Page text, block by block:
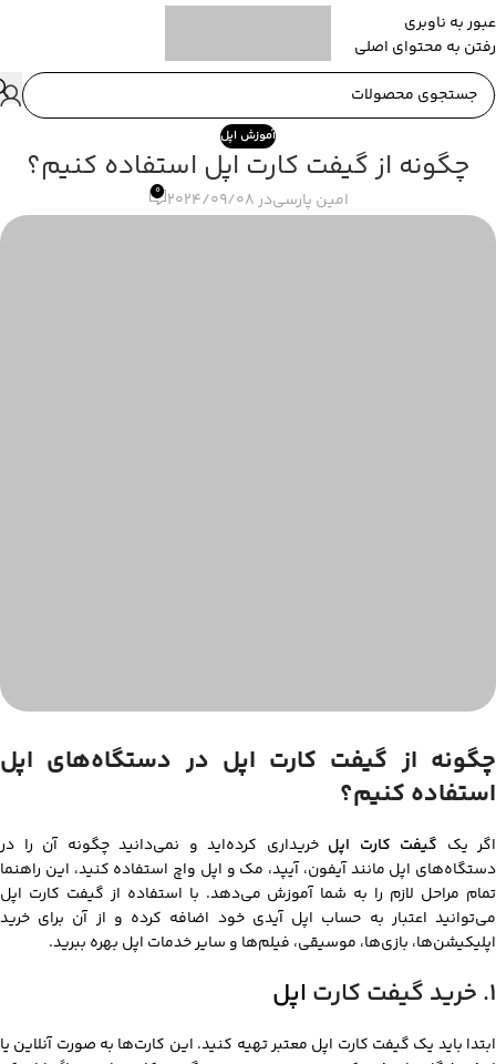
عبور به ناوبری
رفتن به محتوای اصلی
آموزش اپل
چگونه از گیفت کارت اپل استفاده کنیم؟
امین پارسیدر 2024/09/08 0
چگونه از گیفت کارت اپل در دستگاه‌های اپل
استفاده کنیم؟
اگر یک گیفت کارت اپل خریداری کرده‌اید و نمی‌دانید چگونه آن را در
دستگاه‌های اپل مانند آیفون، آیپد، مک و اپل واچ استفاده کنید، این راهنما
تمام مراحل لازم را به شما آموزش می‌دهد. با استفاده از گیفت کارت اپل
می‌توانید اعتبار به حساب اپل آیدی خود اضافه کرده و از آن برای خرید
اپلیکیشن‌ها، بازی‌ها، موسیقی، فیلم‌ها و سایر خدمات اپل بهره ببرید.
۱. خرید گیفت کارت اپل
ابتدا باید یک گیفت کارت اپل معتبر تهیه کنید. این کارت‌ها به صورت آنلاین یا